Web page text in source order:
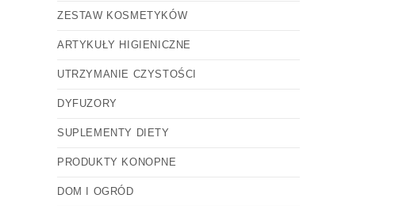
ZESTAW KOSMETYKÓW
ARTYKUŁY HIGIENICZNE
UTRZYMANIE CZYSTOŚCI
DYFUZORY
SUPLEMENTY DIETY
PRODUKTY KONOPNE
DOM I OGRÓD